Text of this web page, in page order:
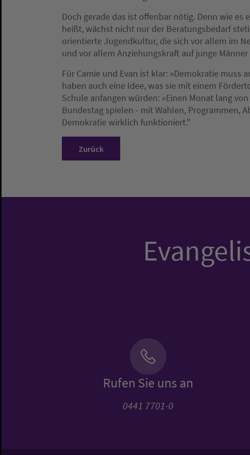
Doch gerade das ist offenbar nötig. Denn wie
heißt, wächst nicht nur der Beratungsbedarf
orientierte Jugendkultur, die sich vor allem im
und vor allem Anziehungskraft auf junge Männer
Für Camie und Evan ist klar: »Demokratie muss
haben auch eine Idee, was sie mit einem
Schule anfangen würden: »Einen Monat lang
Bundestag spielen - mit Wahlen, Programmen,
Demokratie wirklich funktioniert."
Zurück
Rufen Sie uns an
0441 7701-0